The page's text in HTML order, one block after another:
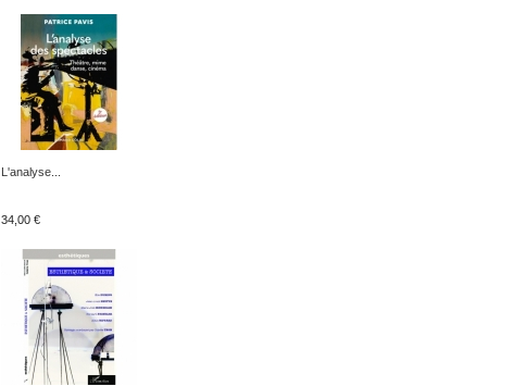
L'analyse...
34,00 €